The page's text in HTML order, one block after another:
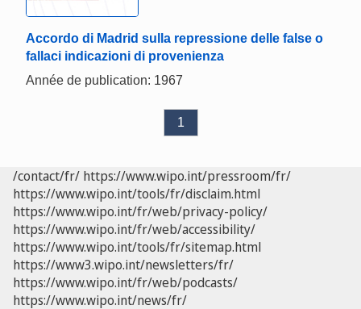
Accordo di Madrid sulla repressione delle false o
fallaci indicazioni di provenienza
Année de publication: 1967
1
/contact/fr/ https://www.wipo.int/pressroom/fr/
https://www.wipo.int/tools/fr/disclaim.html
https://www.wipo.int/fr/web/privacy-policy/
https://www.wipo.int/fr/web/accessibility/
https://www.wipo.int/tools/fr/sitemap.html
https://www3.wipo.int/newsletters/fr/
https://www.wipo.int/fr/web/podcasts/
https://www.wipo.int/news/fr/